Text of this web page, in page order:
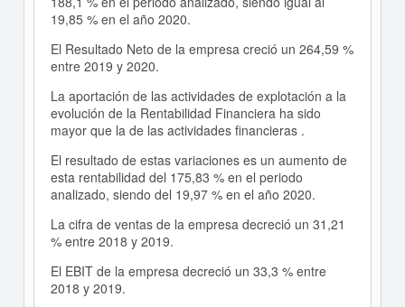
19,85 % en el año 2020.
El Resultado Neto de la empresa creció un 264,59 %
entre 2019 y 2020.
La aportación de las actividades de explotación a la
evolución de la Rentabilidad Financiera ha sido
mayor que la de las actividades financieras .
El resultado de estas variaciones es un aumento de
esta rentabilidad del 175,83 % en el periodo
analizado, siendo del 19,97 % en el año 2020.
La cifra de ventas de la empresa decreció un 31,21
% entre 2018 y 2019.
El EBIT de la empresa decreció un 33,3 % entre
2018 y 2019.